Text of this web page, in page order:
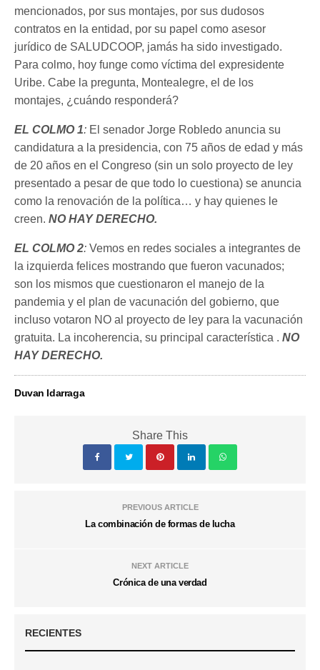
mencionados, por sus montajes, por sus dudosos
contratos en la entidad, por su papel como asesor
jurídico de SALUDCOOP, jamás ha sido investigado.
Para colmo, hoy funge como víctima del expresidente
Uribe. Cabe la pregunta, Montealegre, el de los
montajes, ¿cuándo responderá?
EL COLMO 1: El senador Jorge Robledo anuncia su
candidatura a la presidencia, con 75 años de edad y más
de 20 años en el Congreso (sin un solo proyecto de ley
presentado a pesar de que todo lo cuestiona) se anuncia
como la renovación de la política… y hay quienes le
creen.NO HAY DERECHO.
EL COLMO 2: Vemos en redes sociales a integrantes de
la izquierda felices mostrando que fueron vacunados;
son los mismos que cuestionaron el manejo de la
pandemia y el plan de vacunación del gobierno, que
incluso votaron NO al proyecto de ley para la vacunación
gratuita. La incoherencia, su principal característica .NO
HAY DERECHO.
Duvan Idarraga
Share This
PREVIOUS ARTICLE
La combinación de formas de lucha
NEXT ARTICLE
Crónica de una verdad
RECIENTES